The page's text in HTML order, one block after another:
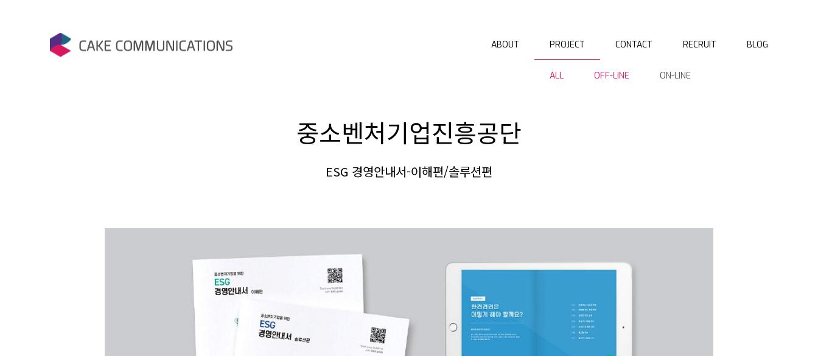
케이크커뮤니케이션즈
ABOUT PROJECT
ALL OFF-LINE ON-LINE
CONTACT RECRUIT BLOG
중소벤처기업진흥공단
ESG 경영안내서-이해편/솔루션편